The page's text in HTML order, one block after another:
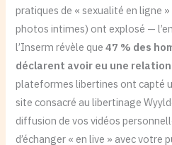
pratiques de « sexualité en ligne
photos intimes) ont explosé —
l’Inserm révèle que47 % des
déclarent avoir eu une
plateformes libertines ont capté
site consacré au libertinage
diffusion de vos vidéos
d’échanger « en live » avec votre